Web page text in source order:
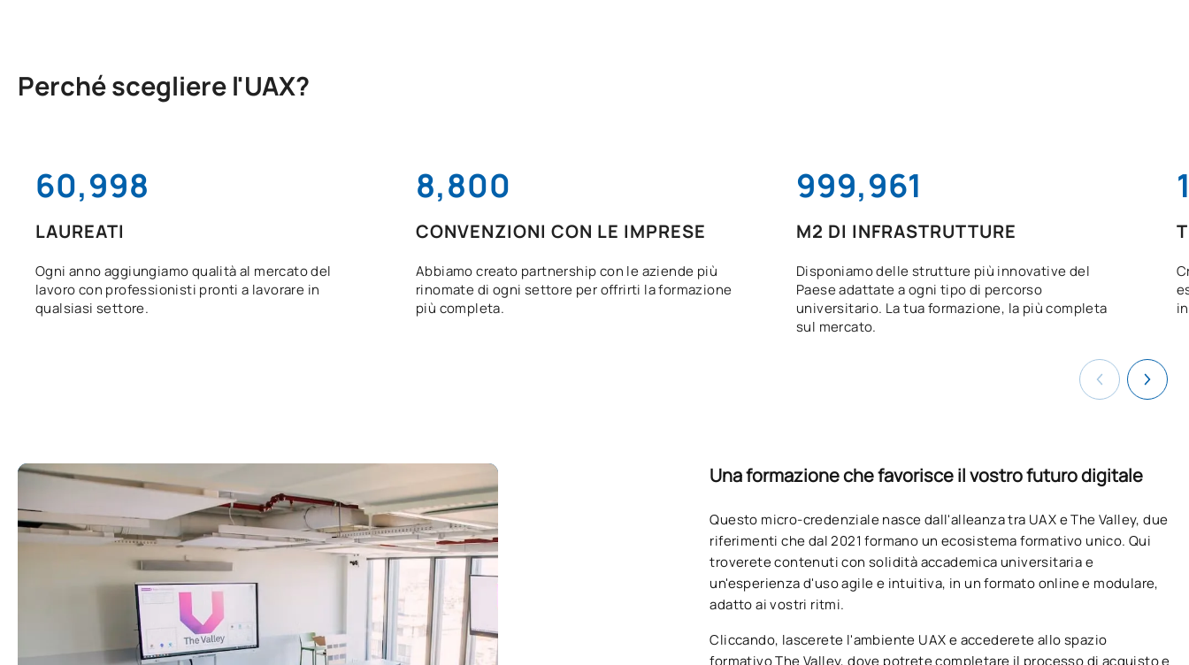
Perché scegliere l'UAX?
61,000
LAUREATI
Ogni anno aggiungiamo qualità al mercato del
lavoro con professionisti pronti a lavorare in
qualsiasi settore.
8,800
CONVENZIONI CON LE IMPRESE
Abbiamo creato partnership con le aziende più
rinomate di ogni settore per offrirti la formazione
più completa.
1,000,000
M2 DI INFRASTRUTTURE
Disponiamo delle strutture più innovative del
Paese adattate a ogni tipo di percorso
universitario. La tua formazione, la più completa
sul mercato.
Una formazione che favorisce il vostro futuro digitale
Questo micro-credenziale nasce dall'alleanza tra UAX e The Valley, due
riferimenti che dal 2021 formano un ecosistema formativo unico. Qui
troverete contenuti con solidità accademica universitaria e
un'esperienza d'uso agile e intuitiva, in un formato online e modulare,
adatto ai vostri ritmi.
Cliccando, lascerete l'ambiente UAX e accederete allo spazio
formativo The Valley, dove potrete completare il processo di acquisto e